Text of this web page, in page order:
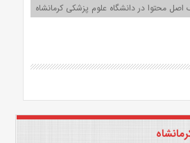
اصل محتوا در دانشگاه علوم پزشکی کرمانشاه